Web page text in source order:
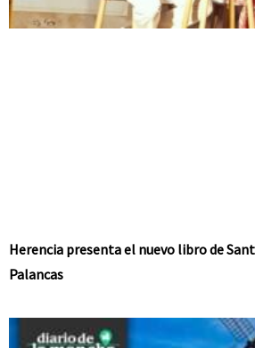
Herencia presenta el nuevo libro de
Palancas